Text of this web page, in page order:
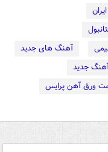
آهنگ های جدید
جدید
ورق آهن پرایس